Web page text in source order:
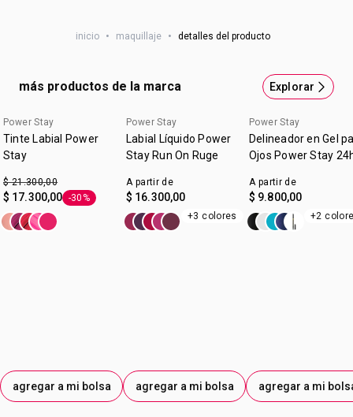
labial que llegó para quedarse. ¿Qué esperás para sumarlo
mejor? 16 horas de duración ¡sin retoques! Beneficios:
Acabado mate. Alta cobertura. A prueba de agua y súper
para quedarse. ¿Qué esperás para sumarlo a tu look? No
vas a querer dejar de usarlo nunca.
inicio • maquillaje • detalles del producto
más productos de la marca Explorar
Power Stay
Tinte Labial Power
Stay
$ 21.300,00
$ 17.300,00 Etiqueta -30%
-30%
agregar a mi bolsa
Power Stay
Labial Líquido Power
Stay Run On Ruge
A partir de
$ 16.300,00
+3 colores
agregar a mi bolsa
Power Stay
Delineador en Gel
Ojos Power Stay
A partir de
$ 9.800,00
+2
agregar a mi